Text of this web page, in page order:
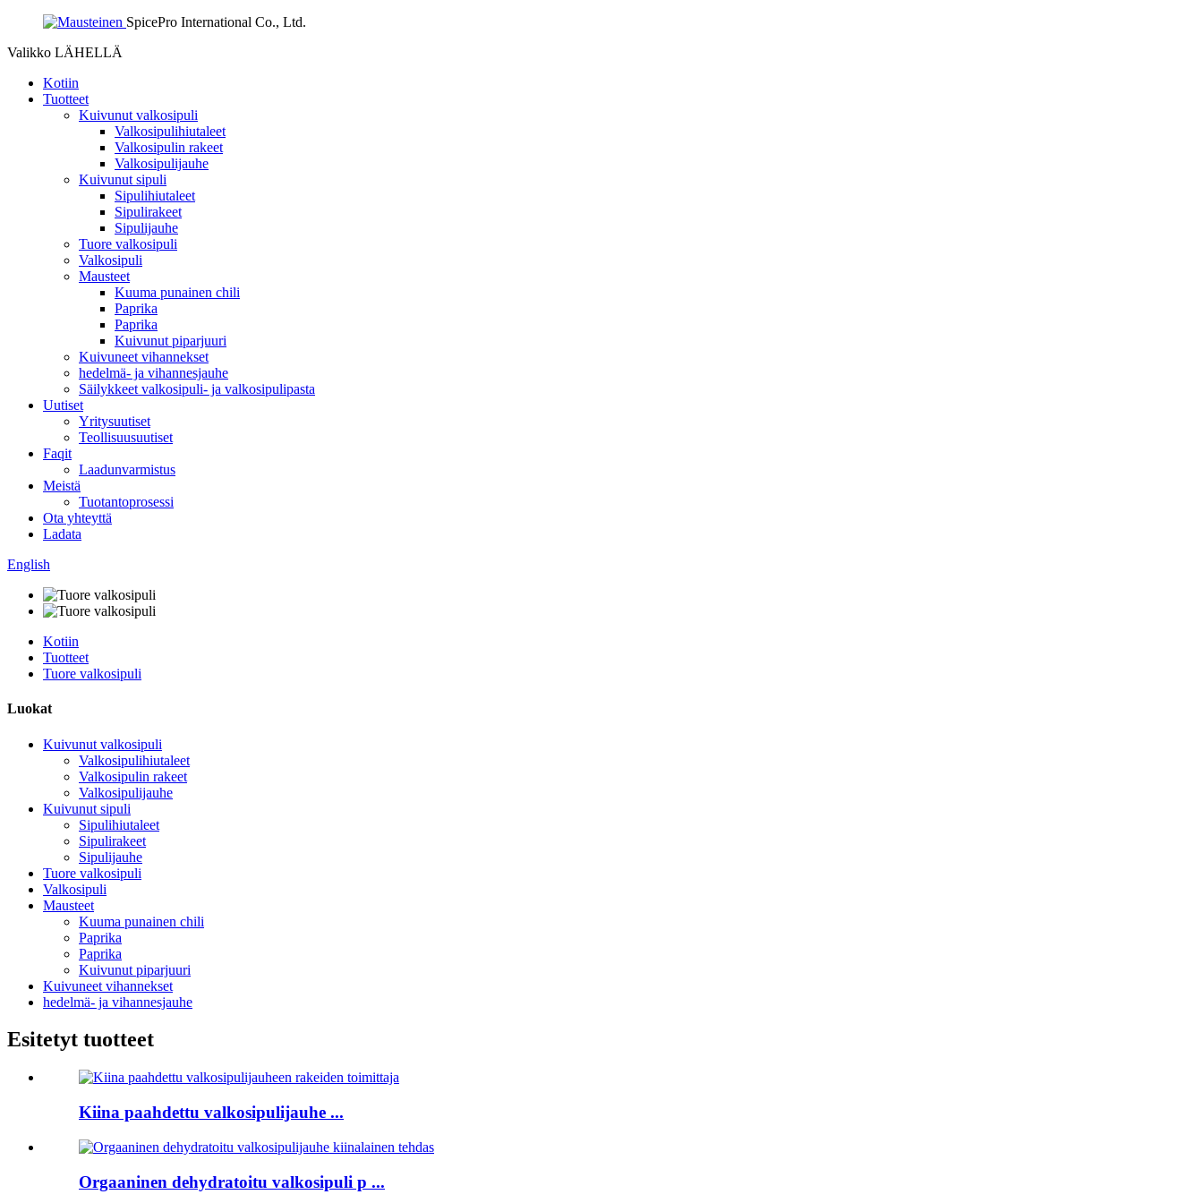
SpicePro International Co., Ltd.
Valikko LÄHELLÄ
Kotiin
Tuotteet
Kuivunut valkosipuli
Valkosipulihiutaleet
Valkosipulin rakeet
Valkosipulijauhe
Kuivunut sipuli
Sipulihiutaleet
Sipulirakeet
Sipulijauhe
Tuore valkosipuli
Valkosipuli
Mausteet
Kuuma punainen chili
Paprika
Paprika
Kuivunut piparjuuri
Kuivuneet vihannekset
hedelmä- ja vihannesjauhe
Säilykkeet valkosipuli- ja valkosipulipasta
Uutiset
Yritysuutiset
Teollisuusuutiset
Faqit
Laadunvarmistus
Meistä
Tuotantoprosessi
Ota yhteyttä
Ladata
English
Kotiin
Tuotteet
Tuore valkosipuli
Luokat
Kuivunut valkosipuli
Valkosipulihiutaleet
Valkosipulin rakeet
Valkosipulijauhe
Kuivunut sipuli
Sipulihiutaleet
Sipulirakeet
Sipulijauhe
Tuore valkosipuli
Valkosipuli
Mausteet
Kuuma punainen chili
Paprika
Paprika
Kuivunut piparjuuri
Kuivuneet vihannekset
hedelmä- ja vihannesjauhe
Esitetyt tuotteet
Kiina paahdettu valkosipulijauhe ...
Orgaaninen dehydratoitu valkosipuli p ...